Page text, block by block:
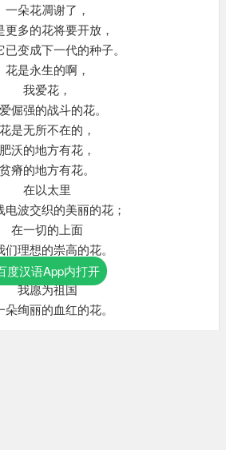
一朵花凋谢了，
更多的花将要开放，
已变成下一代的种子。
花是永生的啊，
我爱花，
倔强的战斗的花。
花是无所不在的，
肥沃的地方有花，
贫瘠的地方有花。
在以太里
电波交织的美丽的花；
在一切的上面
们理想的崇高的花。
我爱花，
我愿为祖国
朵绚丽的血红的花。
度汉语App内打开